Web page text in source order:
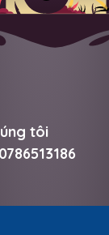
tôi
0786513186